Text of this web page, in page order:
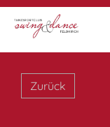
Zurück